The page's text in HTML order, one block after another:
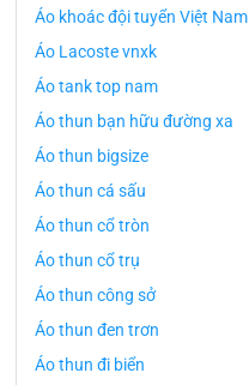
Áo khoác đội tuyển Việt Nam
Áo Lacoste vnxk
Áo tank top nam
Áo thun bạn hữu đường xa
Áo thun bigsize
Áo thun cá sấu
Áo thun cổ tròn
Áo thun cổ trụ
Áo thun công sở
Áo thun đen trơn
Áo thun đi biển